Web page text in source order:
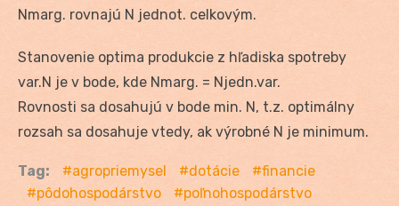
Nmarg. rovnajú N jednot. celkovým.
Stanovenie optima produkcie z hľadiska spotreby
var.N je v bode, kde Nmarg. = Njedn.var.
Rovnosti sa dosahujú v bode min. N, t.z. optimálny
rozsah sa dosahuje vtedy, ak výrobné N je minimum.
Tag: agropriemysel dotácie
financie
pôdohospodárstvo
poľnohospodárstvo